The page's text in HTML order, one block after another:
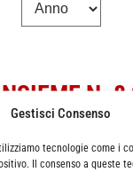
Gestisci Consenso
tecnologie come i
Il consenso a queste
N.